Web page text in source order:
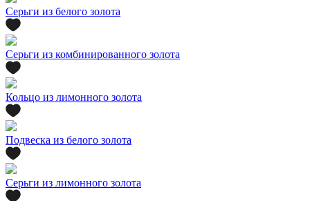
Серьги из белого золота
Серьги из комбинированного золота
Кольцо из лимонного золота
Подвеска из белого золота
Серьги из лимонного золота